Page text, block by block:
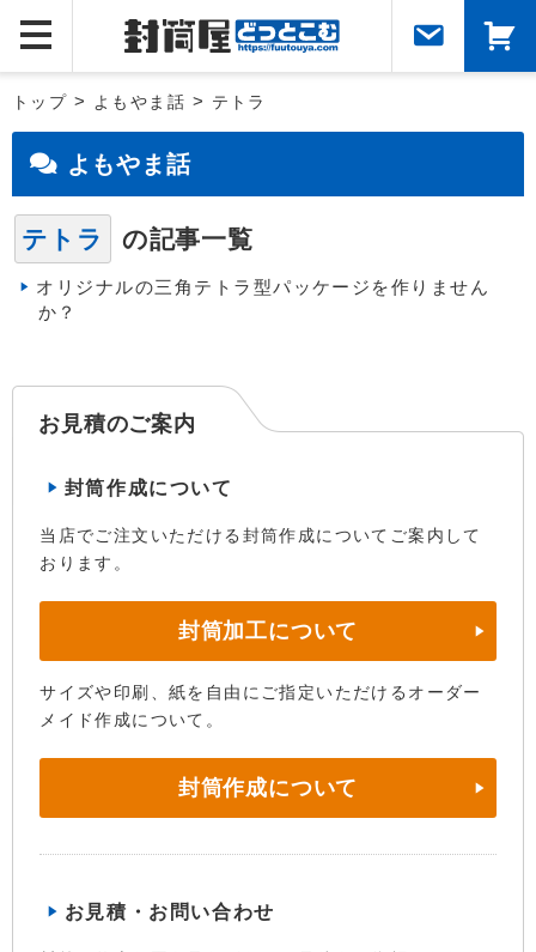
トップ > よもやま話 > テトラ
よもやま話
テトラ の記事一覧
オリジナルの三角テトラ型パッケージを作りません
か？
お見積のご案内
封筒作成について
当店でご注文いただける封筒作成についてご案内して
おります。
封筒加工について
サイズや印刷、紙を自由にご指定いただけるオーダー
メイド作成について。
封筒作成について
お見積・お問い合わせ